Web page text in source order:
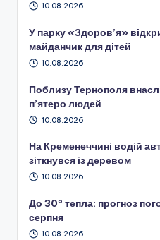
10.08.2026
У парку «Здоров’я»
майданчик для дітей
10.08.2026
Поблизу Тернополя
п’ятеро людей
10.08.2026
На Кременеччині водій
зіткнувся із деревом
10.08.2026
До 30° тепла: прогноз
серпня
10.08.2026